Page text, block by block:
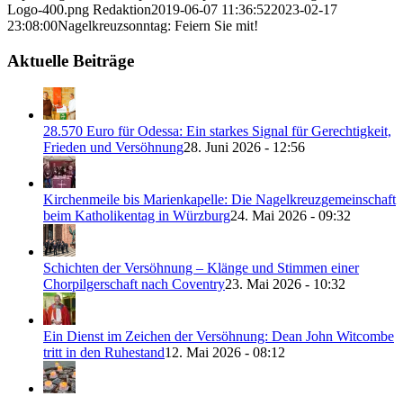
Logo-400.png Redaktion2019-06-07 11:36:522023-02-17
23:08:00Nagelkreuzsonntag: Feiern Sie mit!
Aktuelle Beiträge
28.570 Euro für Odessa: Ein starkes Signal für Gerechtigkeit,
Frieden und Versöhnung28. Juni 2026 - 12:56
Kirchenmeile bis Marienkapelle: Die Nagelkreuzgemeinschaft
beim Katholikentag in Würzburg24. Mai 2026 - 09:32
Schichten der Versöhnung – Klänge und Stimmen einer
Chorpilgerschaft nach Coventry23. Mai 2026 - 10:32
Ein Dienst im Zeichen der Versöhnung: Dean John Witcombe
tritt in den Ruhestand12. Mai 2026 - 08:12